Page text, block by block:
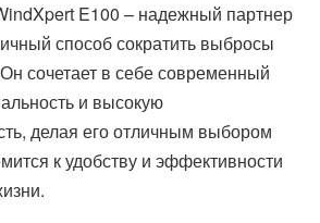
E100 – надежный партнер
способ сократить выбросы
Он сочетает в себе современный
и высокую
делая его отличным выбором
к удобству и эффективности